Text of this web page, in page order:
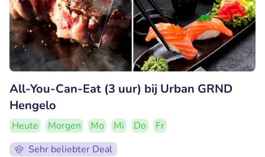
All-You-Can-Eat (3 uur) bij Urban GRND
Hengelo
Heute Morgen Mo Mi Do
Fr
Sehr beliebter Deal